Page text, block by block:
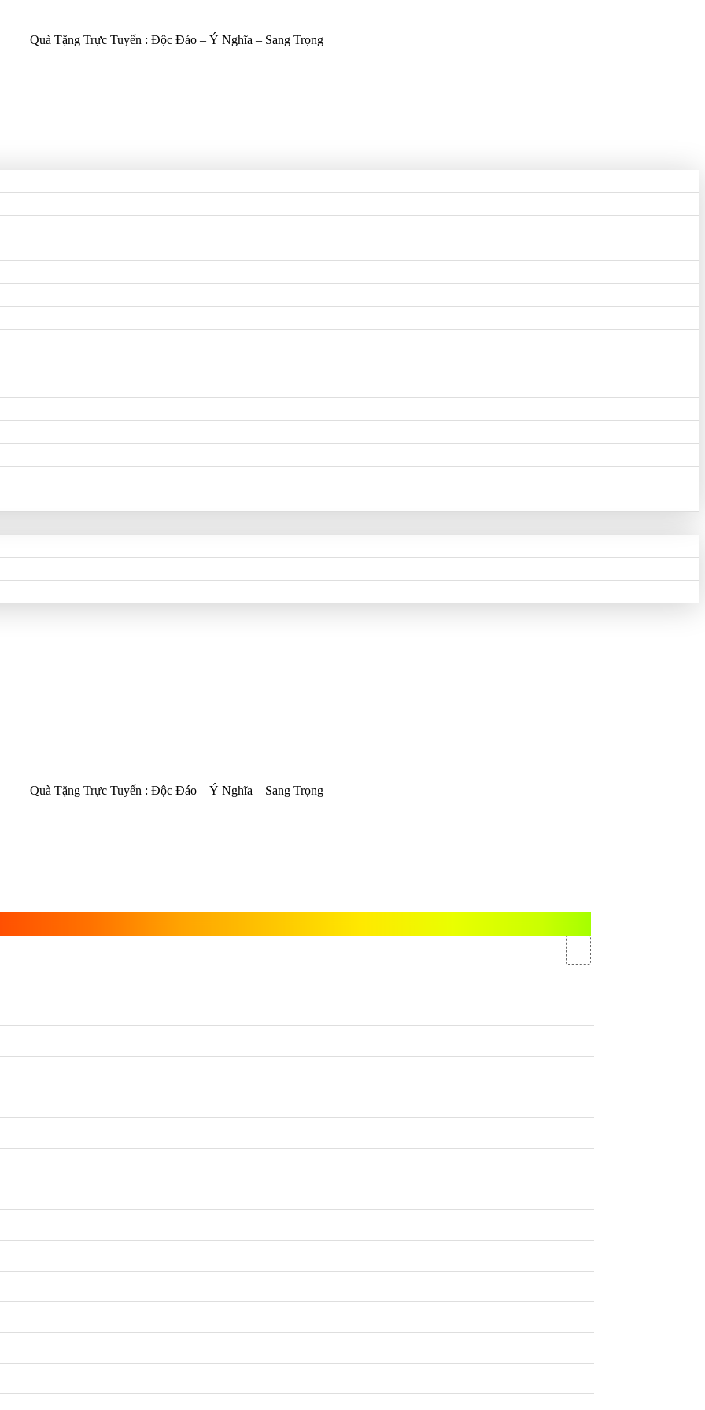
Quà Tặng Trực Tuyến : Độc Đáo – Ý Nghĩa – Sang Trọng
Quà Tặng Trực Tuyến : Độc Đáo – Ý Nghĩa – Sang Trọng